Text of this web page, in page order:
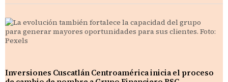
Inversiones Cuscatlán Centroamérica inicia el proceso